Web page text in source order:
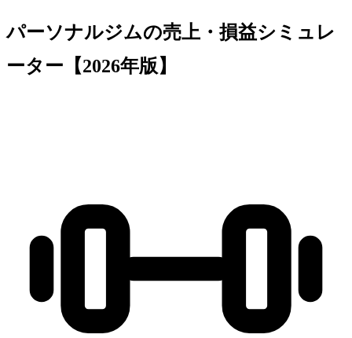
パーソナルジムの売上・損益シミュレ
ーター【2026年版】